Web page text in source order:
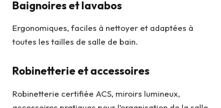
Baignoires et lavabos
Ergonomiques, faciles à nettoyer et adaptées à
toutes les tailles de salle de bain.
Robinetterie et accessoires
Robinetterie certifiée ACS, miroirs lumineux,